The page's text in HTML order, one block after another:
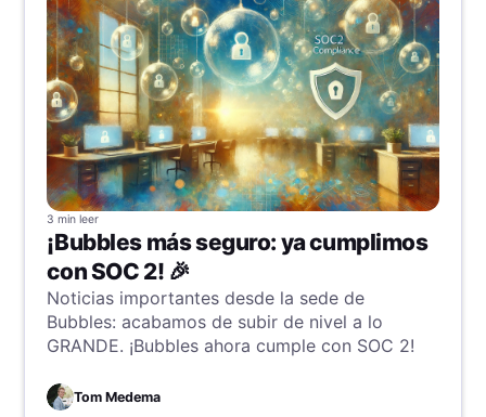
3 min leer
¡Bubbles más seguro: ya cumplimos
con SOC 2! 🎉
Noticias importantes desde la sede de
Bubbles: acabamos de subir de nivel a lo
GRANDE. ¡Bubbles ahora cumple con SOC 2!
Tom Medema